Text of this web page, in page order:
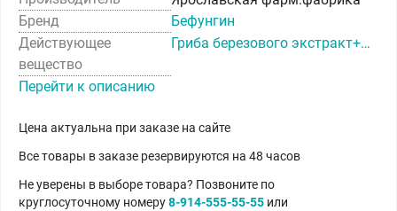
Бренд
Бефунгин
Действующее
вещество
Гриба березового экстракт+Кобальта хлорид
Перейти к описанию
Цена актуальна при заказе на сайте
Все товары в заказе резервируются на 48 часов
Не уверены в выборе товара? Позвоните по
круглосуточному номеру8-914-555-55-55 или